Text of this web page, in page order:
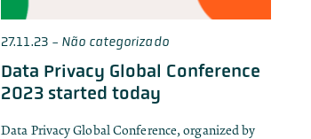
27.11.23 - Não categorizado
Data Privacy Global Conference
2023 started today
Data Privacy Global Conference, organized by